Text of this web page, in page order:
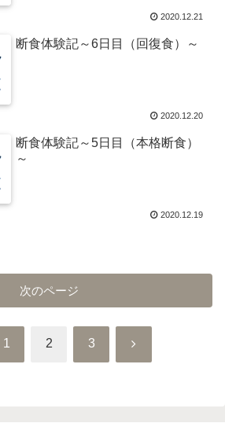
2020.12.21
断食体験記～6日目（回復食）～
2020.12.20
断食体験記～5日目（本格断食）
～
2020.12.19
次のページ
1 2 3 次